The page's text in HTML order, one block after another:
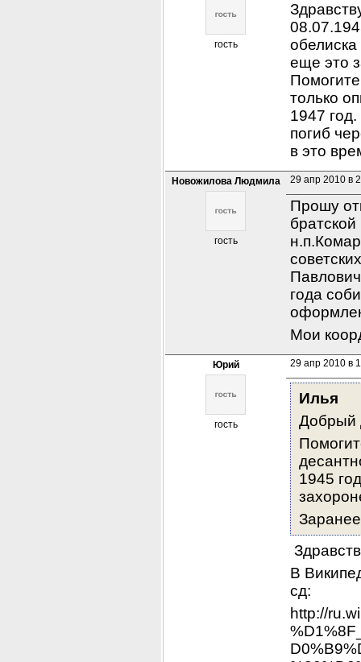
гость
еще это
только
1947
погиб
в это
Новожилова Людмила
гость
29 апр 2010 в
Прошу
года
Мои
Юрий
гость
29 апр 2010 в
Илья
Добрый
1945
В
сд:
http://